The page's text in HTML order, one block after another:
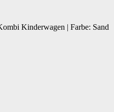
Frontbügel, Für
Kinderwagen | Farbe: Sand